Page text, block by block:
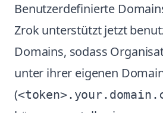
Benutzerdefinierte
Zrok unterstützt jetzt
Domains, sodass
unter ihrer eigenen
(